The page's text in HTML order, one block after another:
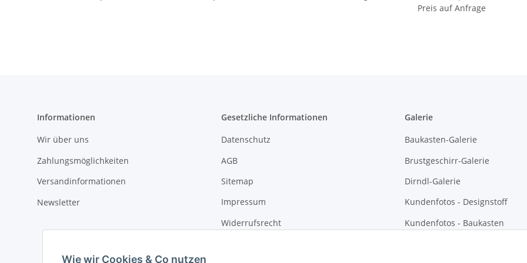
Preis auf Anfrage
Informationen
Wir über uns
Zahlungsmöglichkeiten
Versandinformationen
Newsletter
Gesetzliche Informationen
Datenschutz
AGB
Sitemap
Impressum
Widerrufsrecht
Galerie
Baukasten-Galerie
Brustgeschirr-Galerie
Dirndl-Galerie
Kundenfotos - Designstoff
Kundenfotos - Baukasten
Wie wir Cookies & Co nutzen